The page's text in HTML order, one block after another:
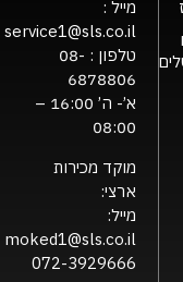
מייל :
service1@sls.co.il
טלפון : 08-
6878806
א’- ה’ 16:00 –
08:00
מוקד מכירות
ארצי:
מייל:
moked1@sls.co.il
072-3929666